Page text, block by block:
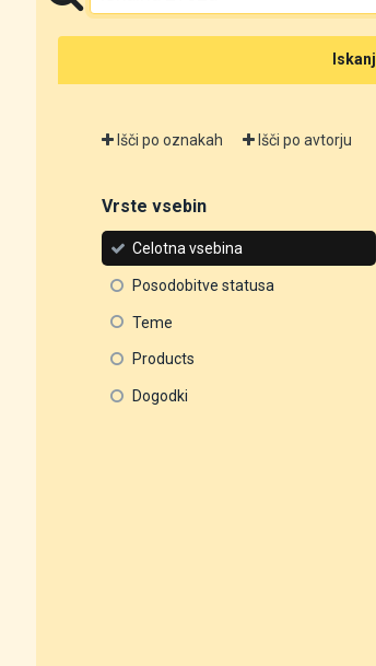
Išči po oznakah Išči po avtorju
Vrste vsebin
Celotna vsebina
Posodobitve statusa
Teme
Products
Dogodki